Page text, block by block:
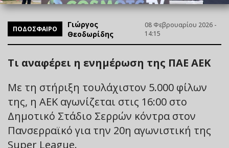
ΠΟΔΟΣΦΑΙΡΟ
Γιώργος
Θεοδωρίδης
08 Φεβρουαρίου 2026 -
14:15
Τι αναφέρει η ενημέρωση της ΠΑΕ ΑΕΚ
Με τη στήριξη τουλάχιστον 5.000 φίλων
της, η ΑΕΚ αγωνίζεται στις 16:00 στο
Δημοτικό Στάδιο Σερρών κόντρα στον
Πανσερραϊκό για την 20η αγωνιστική της
Super League.